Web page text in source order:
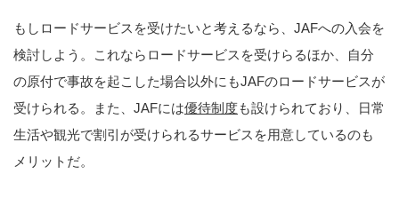
もしロードサービスを受けたいと考えるなら、JAFへの入会を
検討しよう。これならロードサービスを受けらるほか、自分
の原付で事故を起こした場合以外にもJAFのロードサービスが
受けられる。また、JAFには優待制度も設けられており、日常
生活や観光で割引が受けられるサービスを用意しているのも
メリットだ。